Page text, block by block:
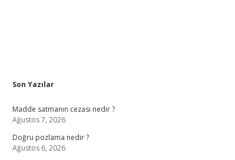
Sidebar
Son Yazılar
Madde satmanın cezası nedir ?
Ağustos 7, 2026
Doğru pozlama nedir ?
Ağustos 6, 2026
hiltonbet yeni giriş